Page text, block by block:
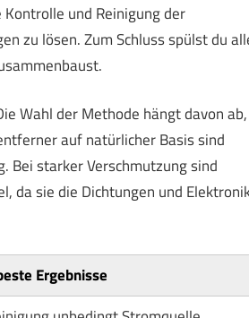
und Reinigung der
zu lösen. Zum Schluss spülst du
Wahl der Methode hängt davon ab,
auf natürlicher Basis sind
Bei starker Verschmutzung sind
da sie die Dichtungen und
Ergebnisse